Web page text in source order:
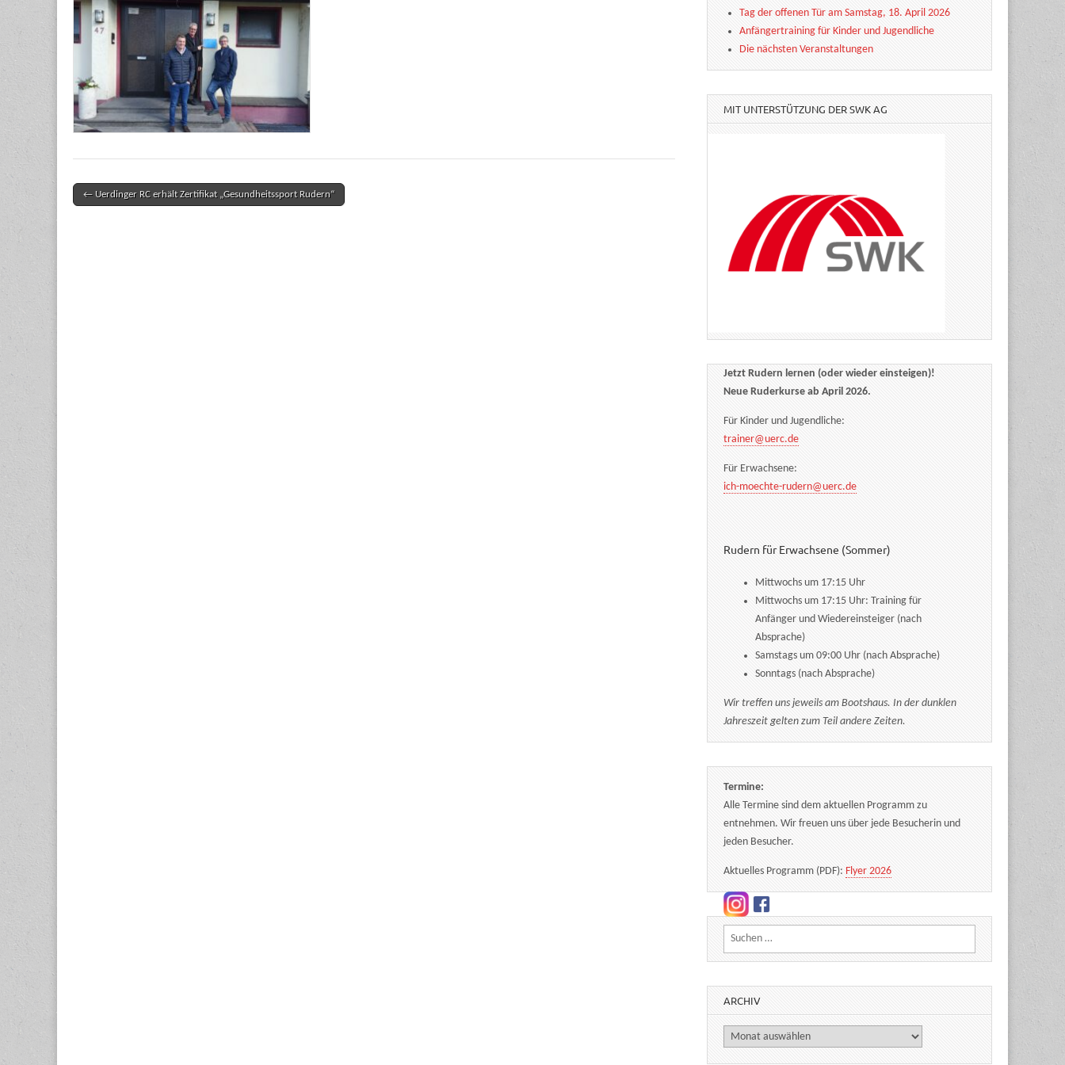
Post navigation
← Uerdinger RC erhält Zertifikat „Gesundheitssport Rudern“
Tag der offenen Tür am Samstag, 18. April 2026
Anfängertraining für Kinder und Jugendliche
Die nächsten Veranstaltungen
MIT UNTERSTÜTZUNG DER SWK AG
Jetzt Rudern lernen (oder wieder einsteigen)!
Neue Ruderkurse ab April 2026.
Für Kinder und Jugendliche:
trainer@uerc.de
Für Erwachsene:
ich-moechte-rudern@uerc.de
Rudern für Erwachsene (Sommer)
Mittwochs um 17:15 Uhr
Mittwochs um 17:15 Uhr: Training für
Anfänger und Wiedereinsteiger (nach
Absprache)
Samstags um 09:00 Uhr (nach Absprache)
Sonntags (nach Absprache)
Wir treffen uns jeweils am Bootshaus. In der dunklen
Jahreszeit gelten zum Teil andere Zeiten.
Termine:
Alle Termine sind dem aktuellen Programm zu
entnehmen. Wir freuen uns über jede Besucherin und
jeden Besucher.
Aktuelles Programm (PDF):Flyer 2026
Suchen nach:
ARCHIV
Archiv